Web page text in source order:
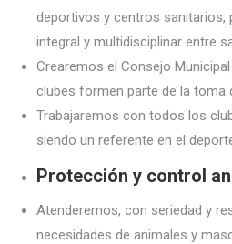
deportivos y centros sanitarios,
integral y multidisciplinar entre
Crearemos el Consejo
clubes formen parte de la toma
Trabajaremos con todos los
siendo un referente en el
Protección y control
Atenderemos, con seriedad y
necesidades de animales y